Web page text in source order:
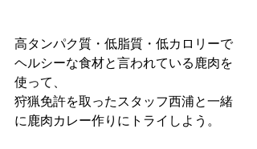
高タンパク質・低脂質・低カロリーで
ヘルシーな食材と言われている鹿肉を
使って、
狩猟免許を取ったスタッフ西浦と一緒
に鹿肉カレー作りにトライしよう。